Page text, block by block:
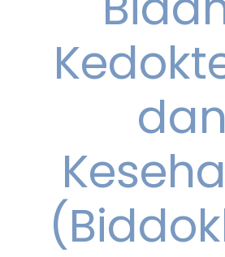
dan